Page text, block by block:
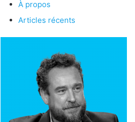
À propos
Articles récents